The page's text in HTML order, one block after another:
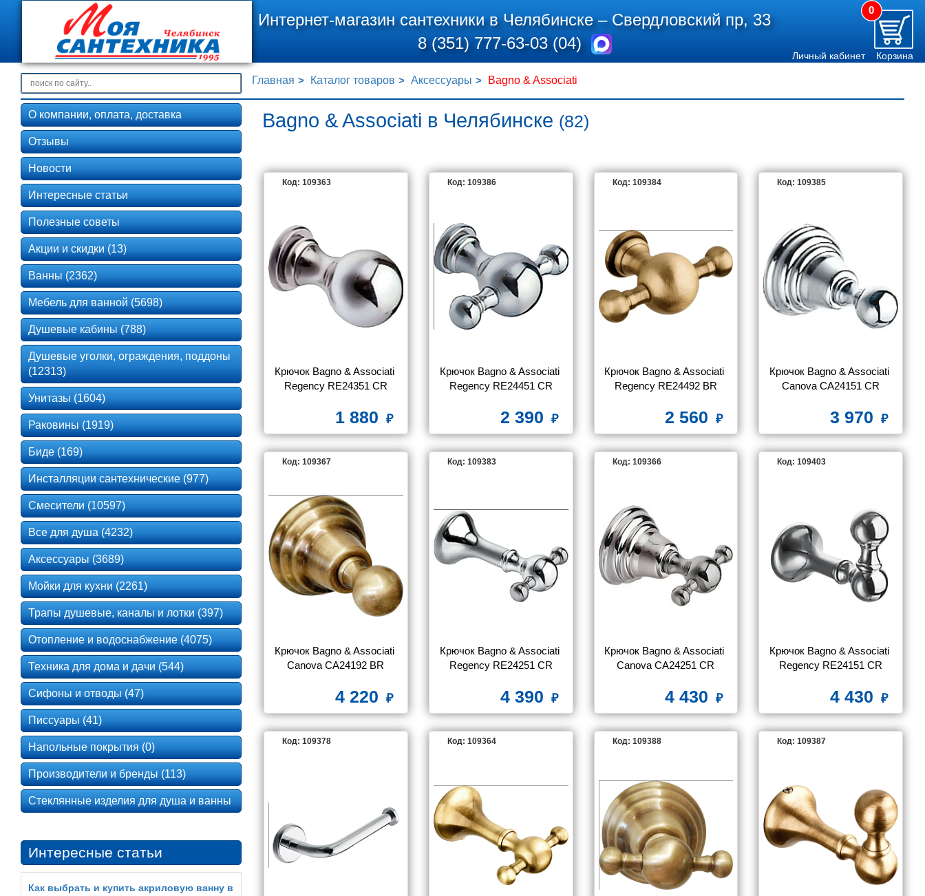
Интернет-магазин сантехники в Челябинске –Свердловский пр, 33
8 (351) 777-63-03 (04)
0
Личный кабинет Корзина
Главная Каталог товаров Аксессуары Bagno & Associati
Bagno & Associati в Челябинске (82)
Код: 109363
Крючок Bagno & Associati
Regency RE24351 CR
1 880
Код: 109386
Крючок Bagno & Associati
Regency RE24451 CR
2 390
Код: 109384
Крючок Bagno & Associati
Regency RE24492 BR
2 560
Код: 109385
Крючок Bagno & Associati
Canova CA24151 CR
3 970
Код: 109367
Крючок Bagno & Associati
Canova CA24192 BR
4 220
Код: 109383
Крючок Bagno & Associati
Regency RE24251 CR
4 390
Код: 109366
Крючок Bagno & Associati
Canova CA24251 CR
4 430
Код: 109403
Крючок Bagno & Associati
Regency RE24151 CR
4 430
Код: 109378 Код: 109364 Код: 109388 Код: 109387
О компании, оплата, доставка
Отзывы
Новости
Интересные статьи
Полезные советы
Акции и скидки (13)
Ванны (2362)
Мебель для ванной (5698)
Душевые кабины (788)
Душевые уголки, ограждения, поддоны
(12313)
Унитазы (1604)
Раковины (1919)
Биде (169)
Инсталляции сантехнические (977)
Смесители (10597)
Все для душа (4232)
Аксессуары (3689)
Мойки для кухни (2261)
Трапы душевые, каналы и лотки (397)
Отопление и водоснабжение (4075)
Техника для дома и дачи (544)
Сифоны и отводы (47)
Писсуары (41)
Напольные покрытия (0)
Производители и бренды (113)
Стеклянные изделия для душа и ванны
Интересные статьи
Как выбрать и купить акриловую ванну в